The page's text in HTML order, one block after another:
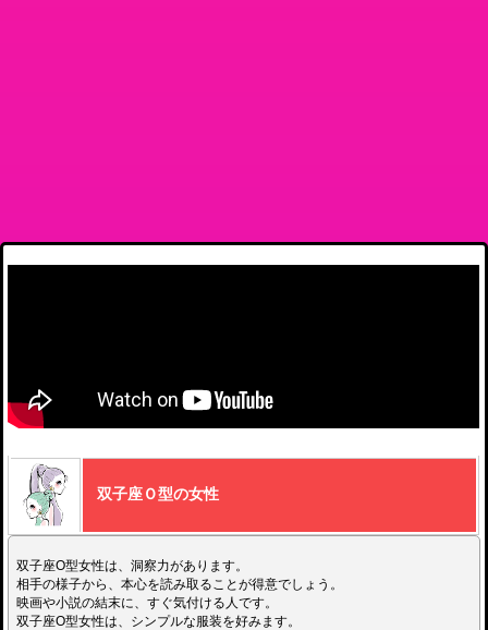
双子座Ｏ型の女性
双子座O型女性は、洞察力があります。
相手の様子から、本心を読み取ることが得意でしょう。
映画や小説の結末に、すぐ気付ける人です。
双子座O型女性は、シンプルな服装を好みます。